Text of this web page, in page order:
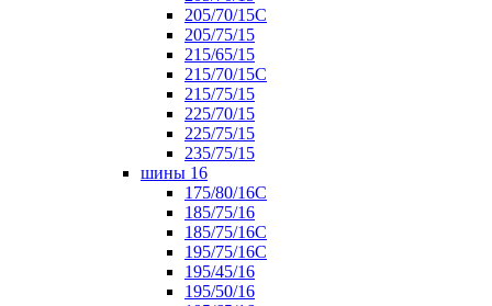
205/70/15С
205/75/15
215/65/15
215/70/15C
215/75/15
225/70/15
225/75/15
235/75/15
шины 16
175/80/16С
185/75/16
185/75/16С
195/75/16С
195/45/16
195/50/16